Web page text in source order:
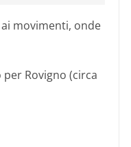
movimenti, onde
Rovigno (circa